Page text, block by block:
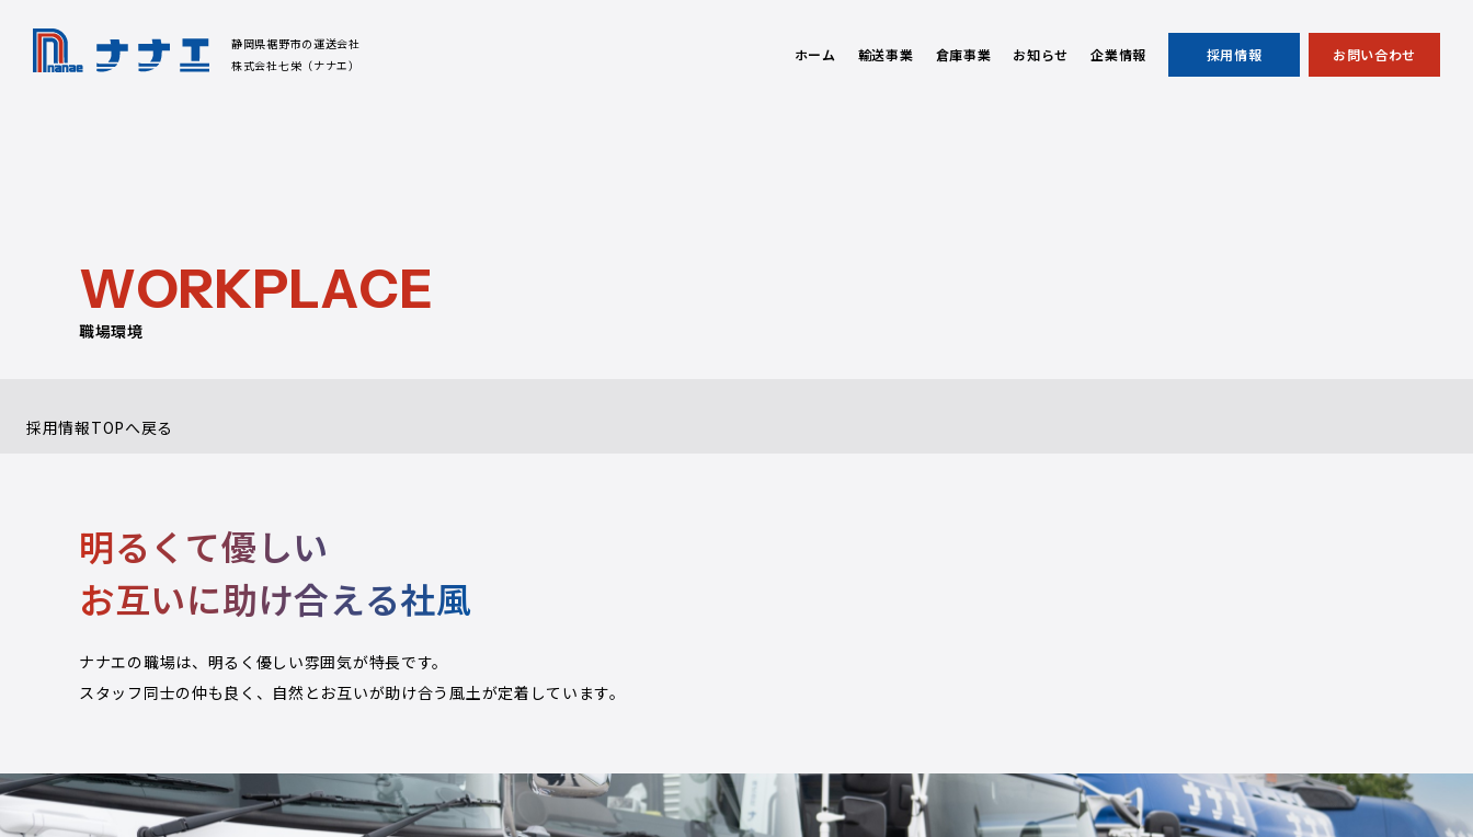
静岡県裾野市の運送会社
株式会社七栄（ナナエ）
ホーム 輸送事業 倉庫事業 お知らせ 企業情報 採用情報 お問い合わせ
WORKPLACE
職場環境
採用情報TOPへ戻る
明るくて優しい
お互いに助け合える社風
ナナエの職場は、明るく優しい雰囲気が特長です。
スタッフ同士の仲も良く、自然とお互いが助け合う風土が定着しています。